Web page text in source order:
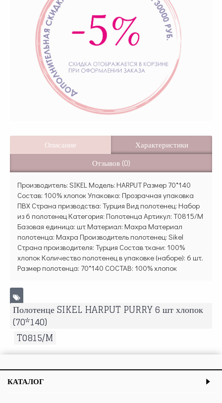
Описание
Характеристики
Отзывов (0)
Производитель: SIKEL Модель: HARPUT Размер 70*140
Состав: 100% хлопок Упаковка: Прозрачная упаковка
ПВХ Страна призводства: Турция Вид полотенец: Набор
из 6 полотенец Категория: Полотенца Артикул: T0815/M
Базовая единица: шт Материал: Махра Материал
полотенца: Махра Производитель полотенец: Sikel
Страна производителя: Турция Состав ткани: 100%
хлопок Количество полотенец в упаковке (наборе): 6 шт.
Размер полотенца: 70*140 СОСТАВ: 100% хлопок
Полотенце SIKEL HARPUT PURRY 6 шт хлопок
(70*140)
T0815/M
КАТАЛОГ